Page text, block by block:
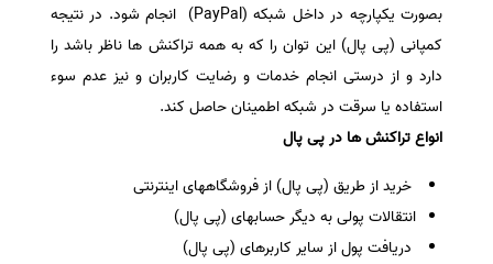
بصورت یکپارچه در داخل شبکه (PayPal) انجام شود. در نتیجه
کمپانی (پی پال) این توان را که به همه تراکنش ها ناظر باشد را
دارد و از درستی انجام خدمات و رضایت کاربران و نیز عدم سوء
استفاده یا سرقت در شبکه اطمینان حاصل کند.
انواع تراکنش ها در پی پال
خرید از طریق (پی پال) از فروشگاههای اینترنتی
انتقالات پولی به دیگر حسابهای (پی پال)
دریافت پول از سایر کاربرهای (پی پال)